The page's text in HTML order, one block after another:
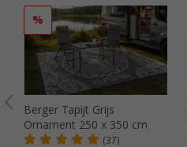
%
Berger Tapijt Grijs
Ornament 250 x 350 cm
(37)